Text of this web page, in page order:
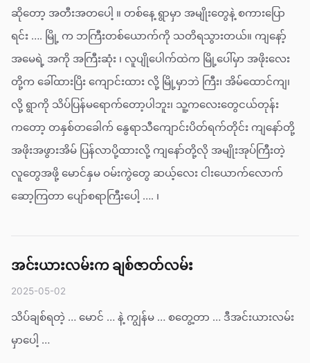
ဆိုတော့ အတီးအတပေါ့ ။ တစ်နေ့ ရွာမှာ အမျိုးတွေနဲ့ စကားပြော
ရင်း …. မြို့ က ဘကြီးတစ်ယောက်ကို သတိရသွားတယ်။ ကျနော့်
အမေရဲ့ အကို အကြီးဆုံး ၊ လူပျိုပေါက်ထဲက မြို့ပေါ်မှာ အဖိုးလေး
တို့က ခေါ်ထားပြိး ကျောင်းထား လို့ မြို့မှာဘဲ ကြီး၊ အိမ်ထောင်ကျ၊
လို့ ရွာကို သိပ်ပြန်မရောက်တော့ပါဘူး၊ သူ့ကလေးတွေငယ်တုန်း
ကတော့ တနှစ်တခေါက် နွေရာသီကျောင်းပိတ်ရက်တိုင်း ကျနော်တို့
အဖိုးအဖွားအိမ် ပြန်လာပို့ထားလို့ ကျနော်တို့လို အမျိုးအုပ်ကြီးတဲ့
လူတွေအဖို့ မောင်နှမ ဝမ်းကွဲတွေ ဆယ့်လေး ငါးယောက်လောက်
ဆော့ကြတာ ပျော်စရာကြီးပေါ့ …. ၊
အင်းယားလမ်းက ချစ်ဇာတ်လမ်း
2025-05-02
သိပ်ချစ်ရတဲ့ … မောင် … နဲ့ ကျွန်မ … စတွေ့တာ … ဒီအင်းယားလမ်း
မှာပေါ့ …